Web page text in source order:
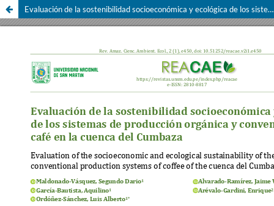
Evaluación de la sostenibilidad socioeconómica y ecológica de los sistemas de producción orgánica y convencional del café en la cuenca del Cumbaza